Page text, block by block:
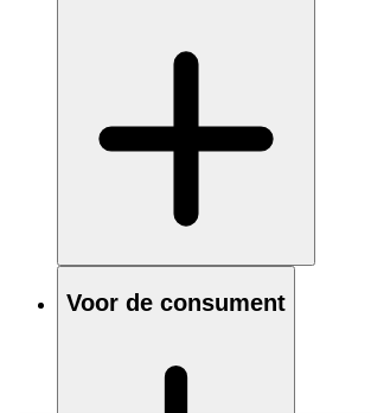
Voor de consument